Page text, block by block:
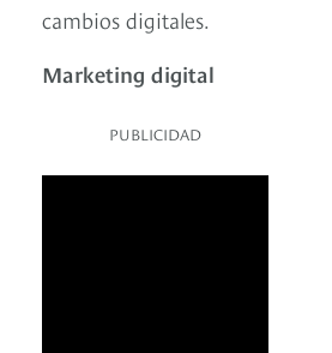
cambios digitales.
Marketing digital
PUBLICIDAD